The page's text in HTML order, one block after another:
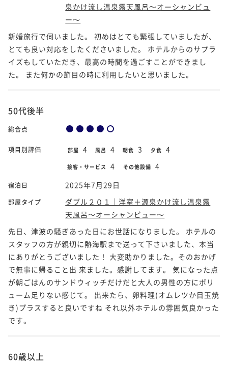
泉かけ流し温泉露天風呂～オーシャンビュ
ー～
新婚旅行で伺いました。 初めはとても緊張していましたが、
とても良い対応をしたくださいました。 ホテルからのサプラ
イズもしていただき、最高の時間を過ごすことができまし
た。 また何かの節目の時に利用したいと思いました。
50代後半
総合点
項目別評価 部屋 4 風呂 4 朝食 3 夕食 4
接客・サービス 4 その他設備 4
宿泊日 2025年7月29日
部屋タイプ
ダブル２０１｜洋室＋源泉かけ流し温泉露
天風呂～オーシャンビュー～
先日、津波の騒ぎあった日にお世話になりました。 ホテルの
スタッフの方が親切に熱海駅まで送って下さいました、本当
にありがとうございました！ 大変助かりました。そのおかげ
で無事に帰ること出 来ました。感謝してます。 気になった点
が朝ごはんのサンドウィッチだけだと大人の男性の方にボリ
ューム足りない感じて。 出来たら、卵料理(オムレツか目玉焼
き)プラスすると良いですね それ以外ホテルの雰囲気良かった
です。
60歳以上